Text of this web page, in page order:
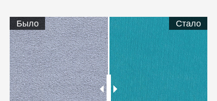
Было Стало